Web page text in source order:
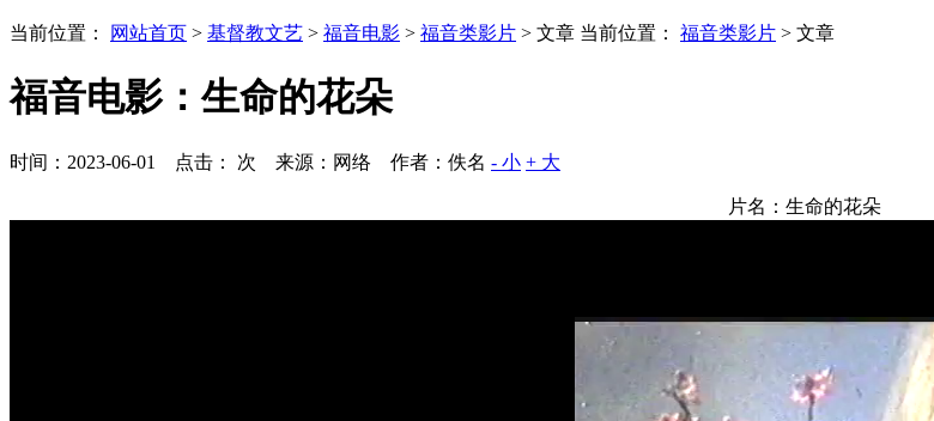
当前位置： 网站首页 > 基督教文艺 > 福音电影 > 福音类影片 > 文章 当前位置： 福音类影片 > 文章
福音电影：生命的花朵
时间：2023-06-01 点击： 次 来源：网络 作者：佚名 - 小 + 大
片名：生命的花朵